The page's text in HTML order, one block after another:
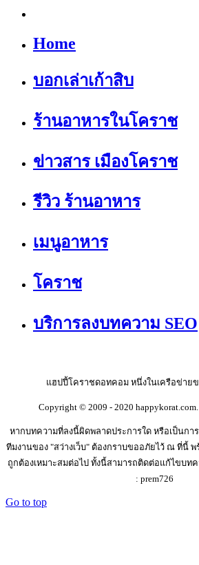
Home
บอกเล่าเก้าสิบ
ร้านอาหารในโคราช
ข่าวสาร เมืองโคราช
รีวิว ร้านอาหาร
เมนูอาหาร
โคราช
บริการลงบทความ SEO
แฮปปี้โคราชดอทคอม หนึ่งในเครือข่ายข
Copyright © 2009 - 2020 happykorat.com.
หากบทความที่ลงนี้ผิดพลาดประการใด หรือเป็นกา
ทีมงานของ "สว่างเว็บ" ต้องกราบขออภัยไว้ ณ ที่นี้
ถูกต้องเหมาะสมต่อไป ทั้งนี้สามารถติดต่อแก้ไขบท
: prem726
Go to top